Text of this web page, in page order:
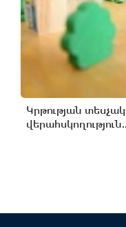
Կրթության